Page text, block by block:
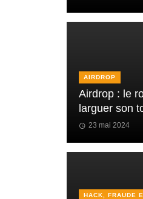
AIRDROP
Airdrop : le
larguer son
23 mai 2024
HACK, FRAUDE